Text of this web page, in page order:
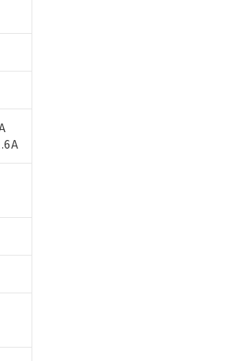
(税抜)を提供させていただ
ることをご了承ください。
ータに基づき作成されるも
があることをご了承くださ
オムロン制御機器販売店・
確認ください。
開示しないようお願いしま
社および当社の共同利用者
利用することをご了承くだ
出す予定はありません。
認中の商品です。
などやむを得ず変更すること
エーテル類(PBDE) 1000ppm以下、
） 1000ppm以下、フタル酸ジブチ
す。
ニルエーテル類) : 1000ppm、
ルベンジル) : 1000ppm、
影響を及ぼさない年数を意
（以下｢規制貨物等」とい
は役務取引許可)を取得する
武器並びにこれらの製造装
当該第三者に通知します。
ある場合は、取り引きをい
客様担当のオムロン制御